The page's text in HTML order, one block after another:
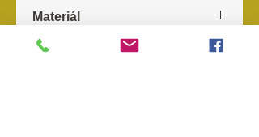
Materiál
600D Tac-Poly